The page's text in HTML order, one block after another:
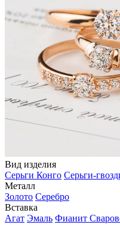
Вид изделия
Серьги Конго Серьги-
Металл
Золото Серебро
Вставка
Агат Эмаль Фианит